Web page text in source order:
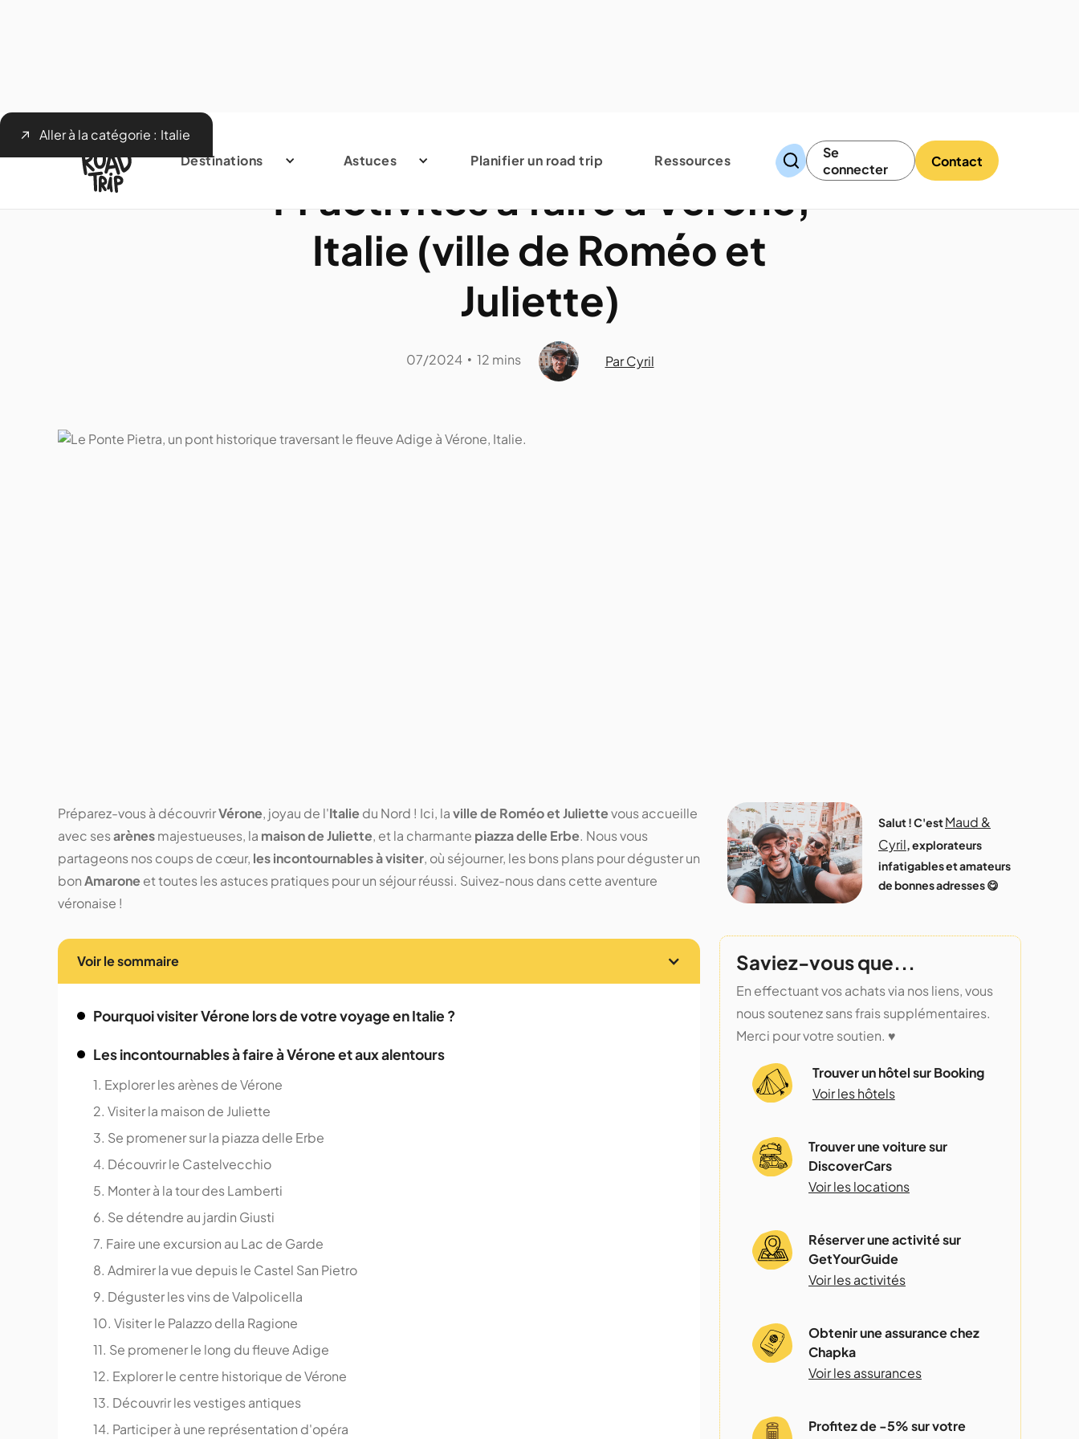
Destinations Astuces Planifier un road trip Ressources
Se
connecter
Contact
Aller à la catégorie : Italie
14 activités à faire à Vérone,
Italie (ville de Roméo et
Juliette)
07/2024 • 12 mins Par Cyril
Préparez-vous à découvrirVérone, joyau de l'Italiedu Nord ! Ici, laville de Roméo et Juliettevous accueille
avec sesarènesmajestueuses, la maison de Juliette, et la charmante piazza delle Erbe. Nous vous
partageons nos coups de cœur, les incontournables à visiter, où séjourner, les bons plans pour déguster un
bonAmaroneet toutes les astuces pratiques pour un séjour réussi. Suivez-nous dans cette aventure
véronaise !
Voir le sommaire
Pourquoi visiter Vérone lors de votre voyage en Italie ?
Les incontournables à faire à Vérone et aux alentours
1. Explorer les arènes de Vérone
2. Visiter la maison de Juliette
3. Se promener sur la piazza delle Erbe
4. Découvrir le Castelvecchio
5. Monter à la tour des Lamberti
6. Se détendre au jardin Giusti
7. Faire une excursion au Lac de Garde
8. Admirer la vue depuis le Castel San Pietro
9. Déguster les vins de Valpolicella
10. Visiter le Palazzo della Ragione
11. Se promener le long du fleuve Adige
12. Explorer le centre historique de Vérone
13. Découvrir les vestiges antiques
14. Participer à une représentation d'opéra
Salut ! C'estMaud &
Cyril, explorateurs
infatigables et amateurs
de bonnes adresses 😋
Saviez-vous que...
En effectuant vos achats via nos liens, vous
nous soutenez sans frais supplémentaires.
Merci pour votre soutien. ♥️
Trouver un hôtel sur Booking
Voir les hôtels
Trouver une voiture sur
DiscoverCars
Voir les locations
Réserver une activité sur
GetYourGuide
Voir les activités
Obtenir une assurance chez
Chapka
Voir les assurances
Profitez de -5% sur votre